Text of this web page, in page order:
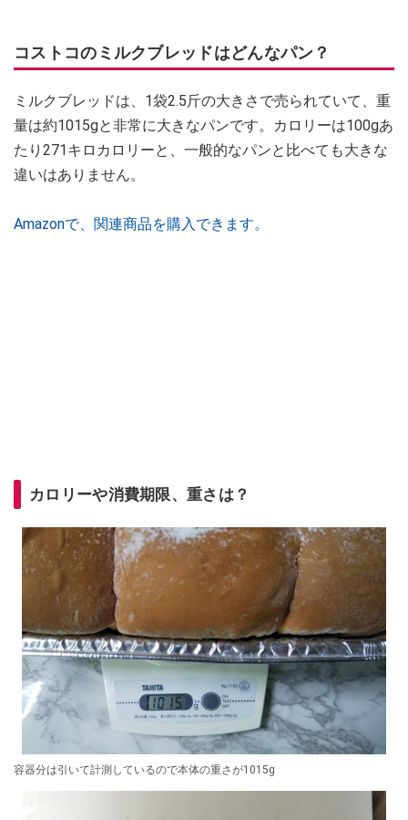
コストコのミルクブレッドはどんなパン？
ミルクブレッドは、1袋2.5斤の大きさで売られていて、重
量は約1015gと非常に大きなパンです。カロリーは100gあ
たり271キロカロリーと、一般的なパンと比べても大きな
違いはありません。
Amazonで、関連商品を購入できます。
カロリーや消費期限、重さは？
容器分は引いて計測しているので本体の重さが1015g